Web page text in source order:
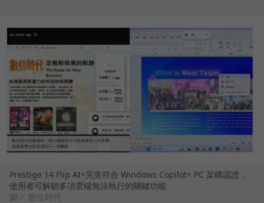
Prestige 14 Flip AI+完美符合 Windows Copilot+ PC 架構認證，
使用者可解鎖多項雲端無法執行的關鍵功能
圖／ 數位時代